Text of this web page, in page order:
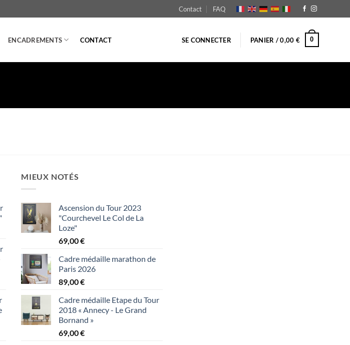
Contact FAQ
ENCADREMENTS CONTACT SE CONNECTER PANIER /0,00 € 0
MIEUX NOTÉS
Ascension du Tour 2023
"Courchevel Le Col de La
Loze"
69,00€
Cadre médaille marathon de
Paris 2026
89,00€
Cadre médaille Etape du Tour
2018 « Annecy - Le Grand
Bornand »
69,00€